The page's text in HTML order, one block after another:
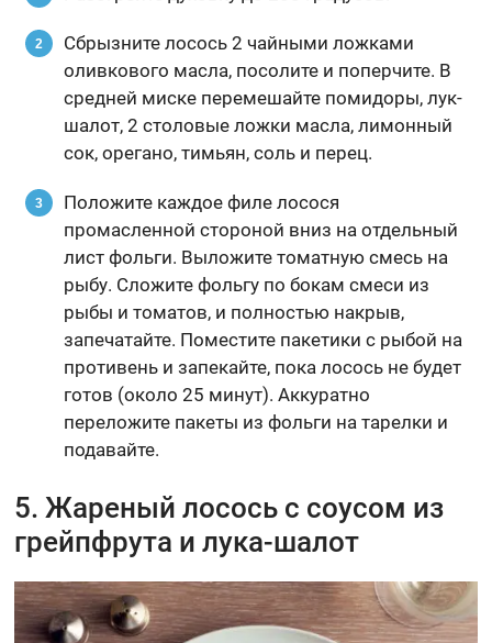
Сбрызните лосось 2 чайными ложками
оливкового масла, посолите и поперчите. В
средней миске перемешайте помидоры, лук-
шалот, 2 столовые ложки масла, лимонный
сок, орегано, тимьян, соль и перец.
Положите каждое филе лосося
промасленной стороной вниз на отдельный
лист фольги. Выложите томатную смесь на
рыбу. Сложите фольгу по бокам смеси из
рыбы и томатов, и полностью накрыв,
запечатайте. Поместите пакетики с рыбой на
противень и запекайте, пока лосось не будет
готов (около 25 минут). Аккуратно
переложите пакеты из фольги на тарелки и
подавайте.
5. Жареный лосось с соусом из
грейпфрута и лука-шалот